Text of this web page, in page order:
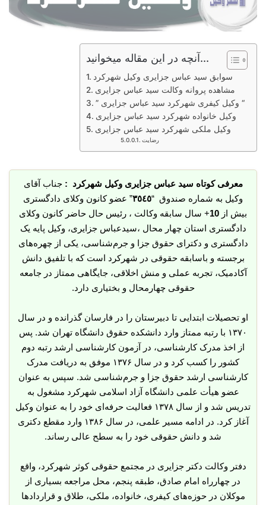
آنچه در این مقاله میخوانید...
سوابق سید عباس جزایری وکیل شهرکرد
مشاهده پروانه وکالت سید عباس جزایری
” وکیل کیفری شهرکرد سید عباس جزایری “
وکیل خانواده شهرکرد سید عباس جزایری
وکیل ملکی شهرکرد سید عباس جزایری
رضایت
معرفی کوتاه سید عباس جزایری وکیل شهرکرد :جناب آقای
وکیل به شماره صندوق “٣٥٤٥” عضو کانون وکلای دادگستری
بیش از 10+ سال سابقه وکالت ، رئیس حال حاضر کانون وکلای
دادگستری استان چهار محال ،سیدعباس جزایری، وکیل پایه یک
دادگستری و دکترای حقوق جزا و جرم‌شناسی، یکی از چهره‌های
برجسته و باسابقه حقوقی در شهرکرد است که با تلفیق دانش
آکادمیک، تجربه عملی و منش اخلاقی، جایگاهی ممتاز در جامعه
حقوقی چهارمحال و بختیاری دارد.
او تحصیلات ابتدایی تا دبیرستان را در فارسان گذرانده و در سال
۱۳۷۰ با رتبه ممتاز وارد دانشکده حقوق دانشگاه تهران شد. پس
از اخذ مدرک کارشناسی، در آزمون کارشناسی ارشد رتبه دوم
کشور را کسب کرد و در سال ۱۳۷۶ موفق به دریافت مدرک
کارشناسی ارشد حقوق جزا و جرم‌شناسی شد. سپس به عنوان
عضو هیأت علمی دانشگاه آزاد اسلامی شهرکرد مشغول به
تدریس شد و از سال ۱۳۷۸ فعالیت حرفه‌ای خود را به عنوان وکیل
آغاز کرد. در ادامه مسیر علمی، در سال ۱۳۸۶ وارد مقطع دکتری
شد و دانش حقوقی خود را به سطح عالی رساند.
دفتر وکالت دکتر جزایری در مجتمع حقوقی کوثر شهرکرد، واقع
در چهارراه امام صادق، طبقه پنجم، محل مراجعه بسیاری از
موکلان در حوزه‌های کیفری، خانواده، ملکی، طلاق و قراردادها